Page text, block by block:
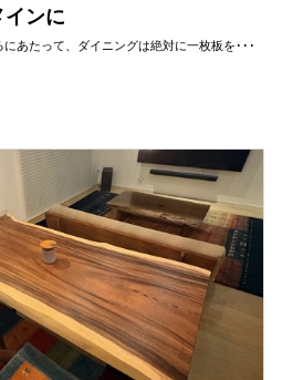
ンに
あたって、ダイニングは絶対に一枚板を･･･